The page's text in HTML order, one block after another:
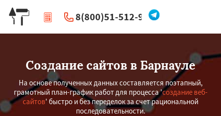
8(800)51-512-96
| Перезвоните мне
Создание сайтов в Барнауле
На основе полученных данных составляется поэтапный,
грамотный план-график работ для процесса 'создание веб-
сайтов' быстро и без переделок за счет рациональной
последовательности.